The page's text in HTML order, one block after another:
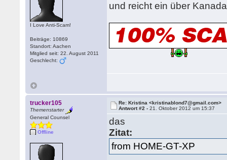
I Love Anti-Scam!
Beiträge: 10869
Standort: Aachen
Mitglied seit: 22. August 2011
Geschlecht:
und reicht ein über
trucker105
Themenstarter
General Counsel
Offline
Re: Kristina <kristinablond7@gmail.com>
Antwort #2 -21. Oktober 2012 um 15:37
das
Zitat:
from HOME-GT-XP